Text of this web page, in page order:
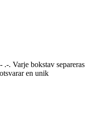
. Varje bokstav separeras
en unik